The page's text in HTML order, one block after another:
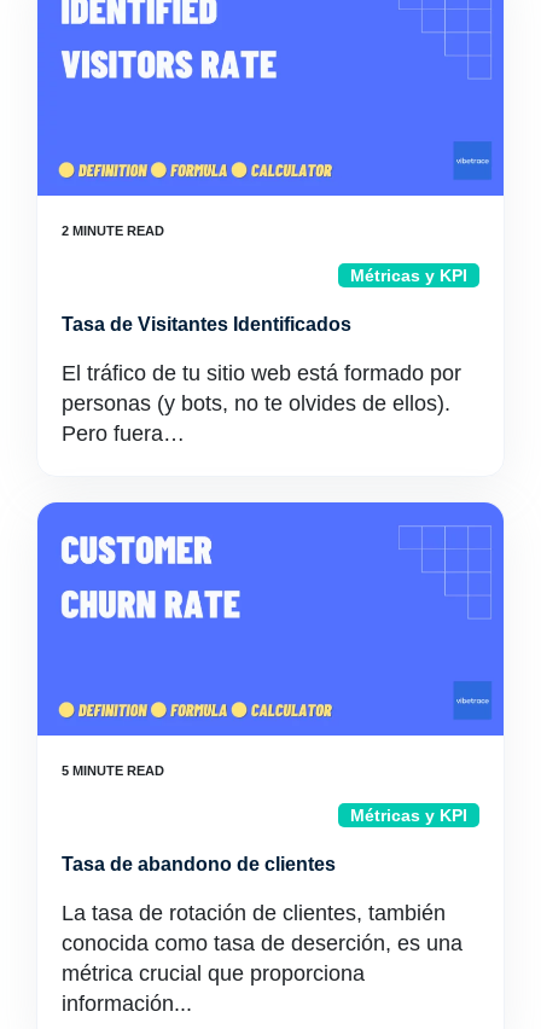
Métricas y KPI
Tasa de Visitantes Identificados
El tráfico de tu sitio web está formado por
personas (y bots, no te olvides de ellos).
Pero fuera…
Métricas y KPI
Tasa de abandono de clientes
La tasa de rotación de clientes, también
conocida como tasa de deserción, es una
métrica crucial que proporciona
información...